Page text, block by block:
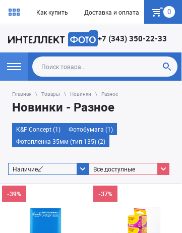
Как купить Доставка и оплата Гарантия
0
+7 (343) 350-22-33
Главная Товары Новинки Разное
Новинки - Разное
K&F Concept (1)
Фотобумага (1)
Фотопленка 35мм (тип 135) (2)
Наличие Все доступные
-39% -37%